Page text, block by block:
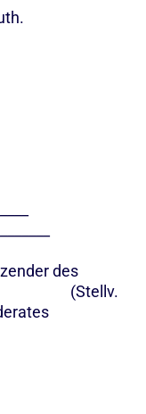
des
(Stellv.